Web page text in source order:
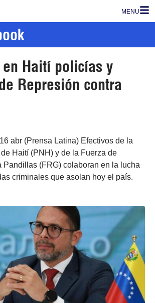
MENU
en Haití policías y
Represión contra
abr (Prensa Latina) Efectivos de la
Haití (PNH) y de la Fuerza de
Pandillas (FRG) colaboran en la lucha
criminales que asolan hoy el país.